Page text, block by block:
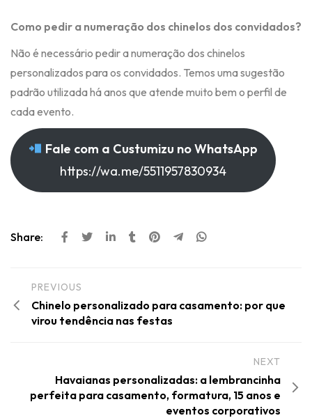
Como pedir a numeração dos chinelos dos convidados?
Não é necessário pedir a numeração dos chinelos
personalizados para os convidados. Temos uma sugestão
padrão utilizada há anos que atende muito bem o perfil de
cada evento.
Fale com a Custumizu no WhatsApp
https://wa.me/5511957830934
Share:
PREVIOUS
Chinelo personalizado para casamento: por que
virou tendência nas festas
NEXT
Havaianas personalizadas: a lembrancinha
perfeita para casamento, formatura, 15 anos e
eventos corporativos